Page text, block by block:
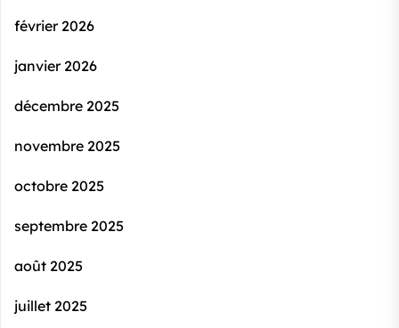
février 2026
janvier 2026
décembre 2025
novembre 2025
octobre 2025
septembre 2025
août 2025
juillet 2025